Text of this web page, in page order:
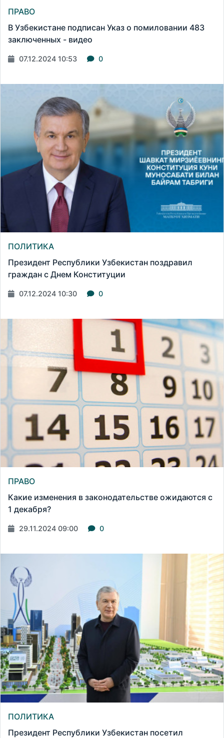
ПРАВО
В Узбекистане подписан Указ о помиловании 483
заключенных - видео
07.12.2024 10:53 0
ПОЛИТИКА
Президент Республики Узбекистан поздравил
граждан с Днем Конституции
07.12.2024 10:30 0
ПРАВО
Какие изменения в законодательстве ожидаются с
1 декабря?
29.11.2024 09:00 0
ПОЛИТИКА
Президент Республики Узбекистан посетил